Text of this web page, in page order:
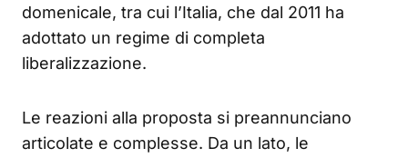
domenicale, tra cui l’Italia, che dal 2011 ha
adottato un regime di completa
liberalizzazione.
Le reazioni alla proposta si preannunciano
articolate e complesse. Da un lato, le